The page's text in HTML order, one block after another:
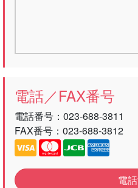
電話／FAX番号
電話番号： 023-688-3811
FAX番号：023-688-3812
電